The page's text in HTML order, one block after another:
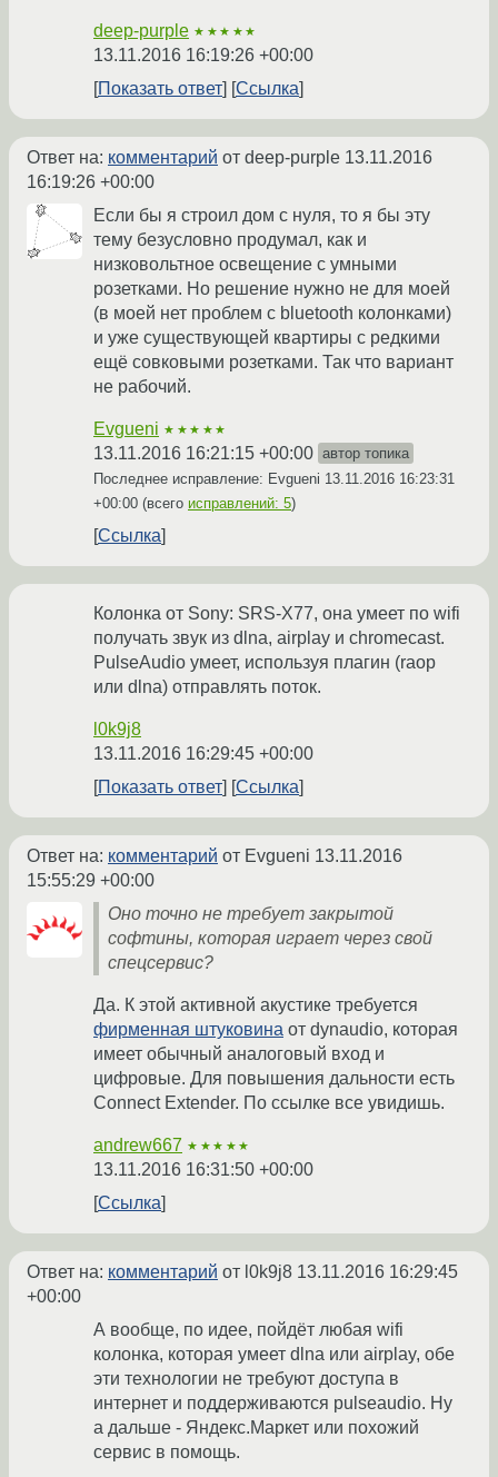
deep-purple ★★★★★
13.11.2016 16:19:26 +00:00
Показать ответ
Ссылка
Ответ на: комментарий от deep-purple 13.11.2016
16:19:26 +00:00
Если бы я строил дом с нуля, то я бы эту
тему безусловно продумал, как и
низковольтное освещение с умными
розетками. Но решение нужно не для моей
(в моей нет проблем с bluetooth колонками)
и уже существующей квартиры с редкими
ещё совковыми розетками. Так что вариант
не рабочий.
Evgueni ★★★★★
13.11.2016 16:21:15 +00:00 автор топика
Последнее исправление: Evgueni 13.11.2016 16:23:31
+00:00 (всего исправлений: 5)
Ссылка
Колонка от Sony: SRS-X77, она умеет по wifi
получать звук из dlna, airplay и chromecast.
PulseAudio умеет, используя плагин (raop
или dlna) отправлять поток.
l0k9j8
13.11.2016 16:29:45 +00:00
Показать ответ
Ссылка
Ответ на: комментарий от Evgueni 13.11.2016
15:55:29 +00:00
Оно точно не требует закрытой
софтины, которая играет через свой
спецсервис?
Да. К этой активной акустике требуется
фирменная штуковина от dynaudio, которая
имеет обычный аналоговый вход и
цифровые. Для повышения дальности есть
Connect Extender. По ссылке все увидишь.
andrew667 ★★★★★
13.11.2016 16:31:50 +00:00
Ссылка
Ответ на: комментарий от l0k9j8 13.11.2016 16:29:45
+00:00
А вообще, по идее, пойдёт любая wifi
колонка, которая умеет dlna или airplay, обе
эти технологии не требуют доступа в
интернет и поддерживаются pulseaudio. Ну
а дальше - Яндекс.Маркет или похожий
сервис в помощь.